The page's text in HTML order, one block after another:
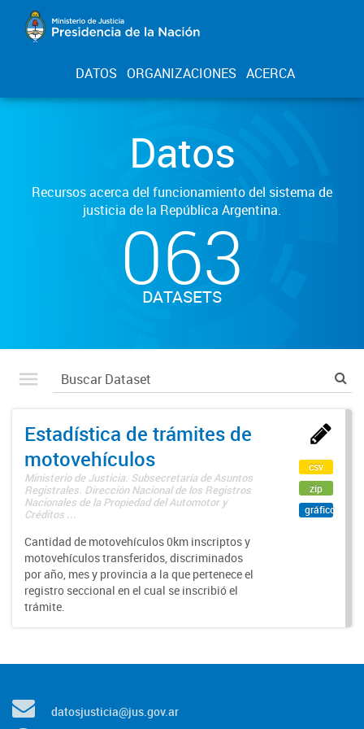
DATOS ORGANIZACIONES ACERCA
Datos
Recursos acerca del funcionamiento del sistema de
justicia de la República Argentina.
063
DATASETS
Estadística de trámites de
motovehículos
Ministerio de Justicia. Subsecretaría de Asuntos
Registrales. Dirección Nacional de los Registros
Nacionales de la Propiedad del Automotor y
Créditos ...
Cantidad de motovehículos 0km inscriptos y
motovehículos transferidos, discriminados
por año, mes y provincia a la que pertenece el
registro seccional en el cual se inscribió el
trámite.
csv
zip
gráfico
datosjusticia@jus.gov.ar